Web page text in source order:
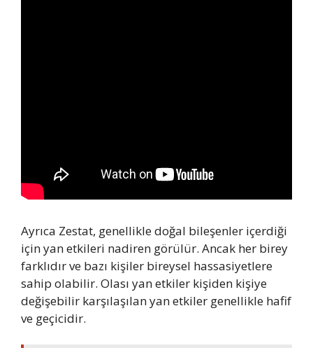
Ayrıca Zestat, genellikle doğal bileşenler içerdiği
için yan etkileri nadiren görülür. Ancak her birey
farklıdır ve bazı kişiler bireysel hassasiyetlere
sahip olabilir. Olası yan etkiler kişiden kişiye
değişebilir karşılaşılan yan etkiler genellikle hafif
ve geçicidir.